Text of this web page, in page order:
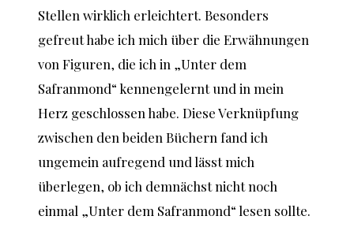
Stellen wirklich erleichtert. Besonders
gefreut habe ich mich über die Erwähnungen
von Figuren, die ich in „Unter dem
Safranmond“ kennengelernt und in mein
Herz geschlossen habe. Diese Verknüpfung
zwischen den beiden Büchern fand ich
ungemein aufregend und lässt mich
überlegen, ob ich demnächst nicht noch
einmal „Unter dem Safranmond“ lesen sollte.